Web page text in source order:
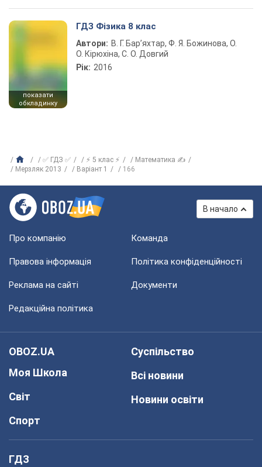
показати
обкладинку
ГДЗ Фізика 8 клас
Автори: В. Г. Бар’яхтар, Ф. Я. Божинова, О.
О. Кірюхіна, С. О. Довгий
Рік: 2016
✅ ГДЗ ✅ ⚡ 5 клас ⚡
Математика ✍
Мерзляк 2013
Варіант 1 166
В начало
Про компанію Команда
Правова інформація Політика конфіденційності
Реклама на сайті Документи
Редакційна політика
OBOZ.UA
Моя Школа
Світ
Спорт
Суспільство
Всі новини
Новини освіти
ГДЗ